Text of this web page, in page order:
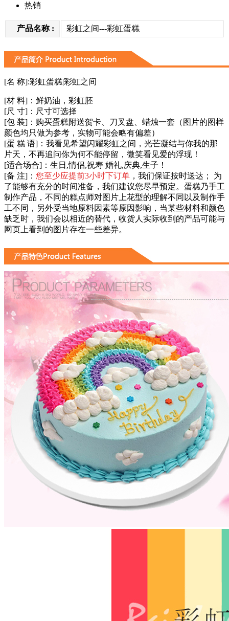
热销
产品名称 : 彩虹之间---彩虹蛋糕
[名 称]:彩虹蛋糕|彩虹之间
[材 料]： 鲜奶油，彩虹胚
[尺 寸]： 尺寸可选择
[包 装]：购买蛋糕附送贺卡、刀叉盘、蜡烛一套（图片的图样
颜色均只做为参考，实物可能会略有偏差）
[蛋 糕 语]： 我看见希望闪耀彩虹之间，光芒凝结与你我的那
片天，不再追问你为何不能停留，微笑看见爱的浮现！
[适合场合]：生日,情侣,祝寿 婚礼,庆典,生子！
[备 注]： 您至少应提前3小时下订单 ，我们保证按时送达； 为
了能够有充分的时间准备，我们建议您尽早预定。蛋糕乃手工
制作产品，不同的糕点师对图片上花型的理解不同以及制作手
工不同，另外受当地原料因素等原因影响，当某些材料和颜色
缺乏时，我们会以相近的替代，收货人实际收到的产品可能与
网页上看到的图片存在一些差异。